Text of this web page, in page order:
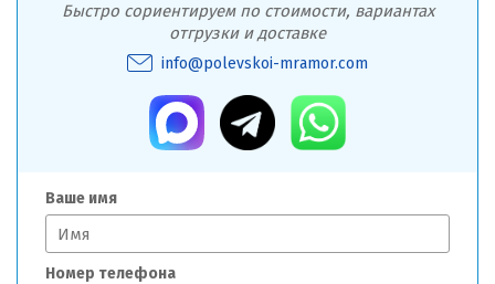
Быстро сориентируем по стоимости, вариантах
отгрузки и доставке
info@polevskoi-mramor.com
Ваше имя
Номер телефона